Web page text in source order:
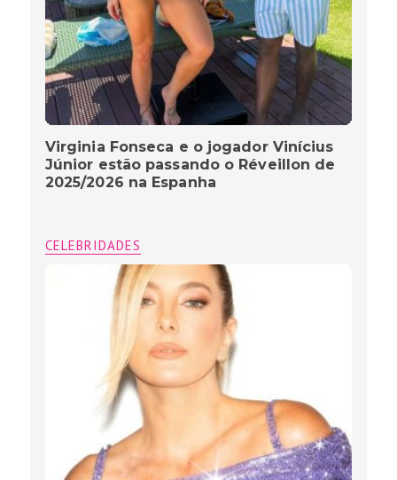
Virginia Fonseca e o jogador Vinícius
Júnior estão passando o Réveillon de
2025/2026 na Espanha
CELEBRIDADES